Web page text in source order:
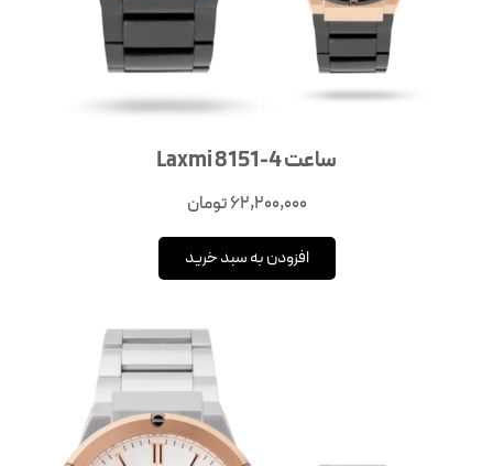
ساعت Laxmi 8151-4
62,200,000تومان
افزودن به سبد خرید